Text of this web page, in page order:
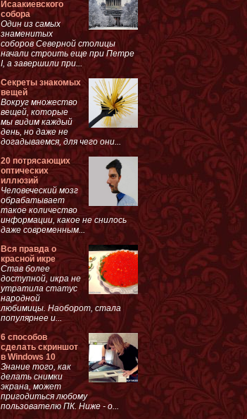
Исаакиевского
собора
Один из самых
знаменитых
соборов Северной столицы
начали строить еще при Петре
I, а завершили при...
Секреты знакомых
вещей
Вокруг множество
вещей, которые
мы видим каждый
день, но даже не
догадываемся, для чего они...
20 потрясающих
оптических
иллюзий
Человеческий мозг
обрабатывает
такое количество
информации, какое не снилось
даже современным...
Вся правда о
красной икре
Став более
доступной, икра не
утратила статус
народной
любимицы. Наоборот, стала
популярнее и...
6 способов
сделать скриншот
в Windows 10
Знание того, как
делать снимки
экрана, может
пригодиться любому
пользователю ПК. Ниже - о...